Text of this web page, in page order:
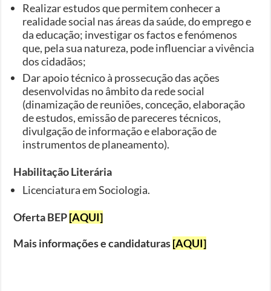
Realizar estudos que permitem conhecer a
realidade social nas áreas da saúde, do emprego e
da educação; investigar os factos e fenómenos
que, pela sua natureza, pode influenciar a vivência
dos cidadãos;
Dar apoio técnico à prossecução das ações
desenvolvidas no âmbito da rede social
(dinamização de reuniões, conceção, elaboração
de estudos, emissão de pareceres técnicos,
divulgação de informação e elaboração de
instrumentos de planeamento).
Habilitação Literária
Licenciatura em Sociologia.
Oferta BEP[AQUI]
Mais informações e candidaturas[AQUI]